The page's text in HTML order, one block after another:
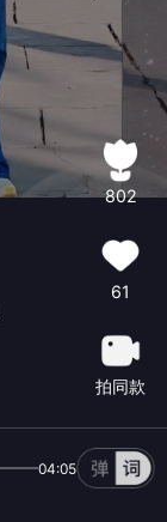
802
61
拍同款
04:05